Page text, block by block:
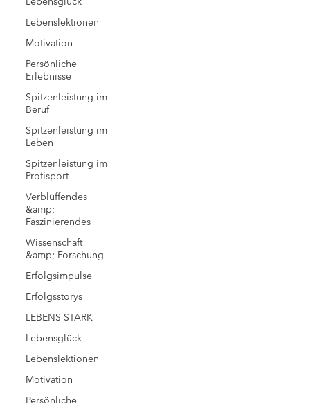
Lebenslektionen
Motivation
Persönliche
Erlebnisse
Spitzenleistung im
Beruf
Spitzenleistung im
Leben
Spitzenleistung im
Profisport
Verblüffendes
&amp;
Faszinierendes
Wissenschaft
&amp; Forschung
Erfolgsimpulse
Erfolgsstorys
LEBENS STARK
Lebensglück
Lebenslektionen
Motivation
Persönliche